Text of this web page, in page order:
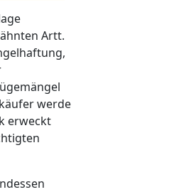
Artt.
werde
erweckt